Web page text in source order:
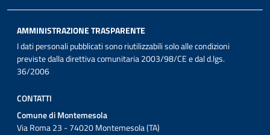
AMMINISTRAZIONE TRASPARENTE
I dati personali pubblicati sono riutilizzabili solo alle condizioni
previste dalla direttiva comunitaria 2003/98/CE e dal d.lgs.
36/2006
CONTATTI
Comune di Montemesola
Via Roma 23 - 74020 Montemesola (TA)